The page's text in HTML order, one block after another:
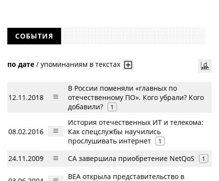
СОБЫТИЯ
по дате / упоминаниям в текстах
12.11.2018
В России поменяли «главных по
отечественному ПО». Кого убрали? Кого
добавили?
1
08.02.2016
История отечественных ИТ и телекома:
Как спецслужбы научились
прослушивать интернет
1
24.11.2009 CA завершила приобретение NetQoS 1
BEA открыла представительство в